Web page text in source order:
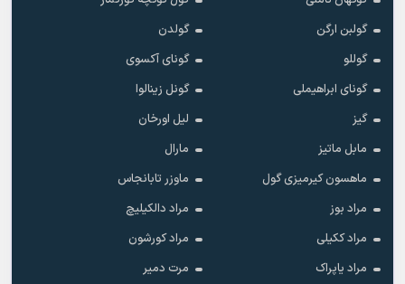
گولبن ارگن
گولدن
گوللو
گونای آکسوی
گونای ابراهیملی
گونل زینالوا
گیز
لیل اورخان
مابل ماتیز
مارال
ماهسون کیرمیزی گول
ماوزر تابانجاس
مراد بوز
مراد دالکیلیچ
مراد ککیلی
مراد کورشون
مراد یاپراک
مرت دمیر